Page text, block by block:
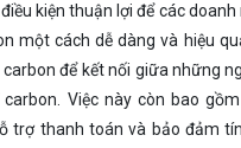
kiện thuận lợi để các
một cách dễ dàng và hiệu
để kết nối giữa những
Việc này còn bao
trợ thanh toán và bảo đảm